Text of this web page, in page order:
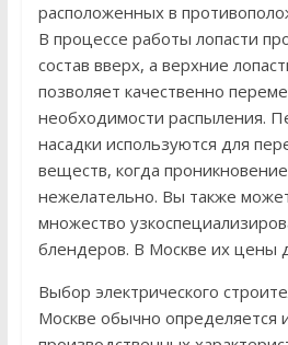
расположенных в
В процессе работы лопасти
состав вверх, а верхние
позволяет качественно
необходимости распыления.
насадки используются для
веществ, когда
нежелательно. Вы также
множество
блендеров. В Москве их цены
Выбор электрического
Москве обычно определяется